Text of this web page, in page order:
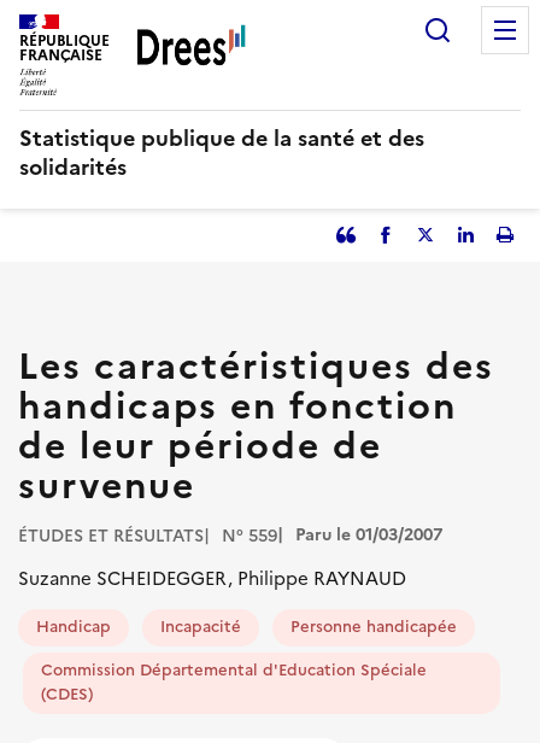
Aller
au
contenu
principal
RÉPUBLIQUE
FRANÇAISE
Statistique publique de la santé et des
solidarités
Partager
citation
Facebook
Partager
Partager
Les caractéristiques des
handicaps en fonction
de leur période de
survenue
ÉTUDES ET RÉSULTATS N° 559 Paru le 01/03/2007
Suzanne SCHEIDEGGER, Philippe RAYNAUD
Handicap Incapacité
Personne handicapée
Commission Départemental d'Education Spéciale
(CDES)